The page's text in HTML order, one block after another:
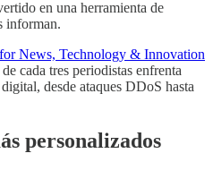
en una herramienta de
informan.
News, Technology & Innovation
cada tres periodistas enfrenta
desde ataques DDoS hasta
personalizados